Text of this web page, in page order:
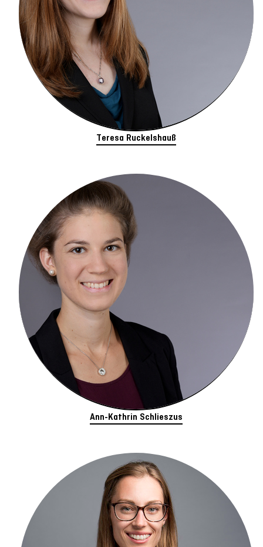
Teresa Ruckelshauß
Ann-Kathrin Schlieszus